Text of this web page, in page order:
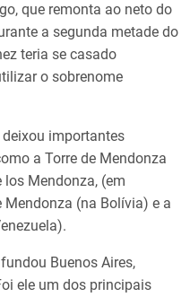
que remonta ao neto do
a segunda metade do
teria se casado
o sobrenome
importantes
a Torre de Mendonza
Mendonza, (em
Mendonza (na Bolívia) e a
Buenos Aires,
ele um dos principais